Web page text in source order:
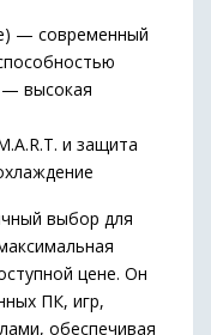
— современный
высокая
и защита
выбор для
цене. Он
ПК, игр,
обеспечивая